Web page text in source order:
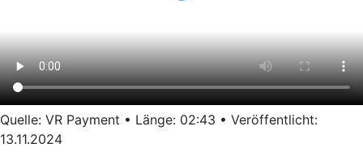
Quelle: VR Payment • Länge: 02:43 • Veröffentlicht:
13.11.2024